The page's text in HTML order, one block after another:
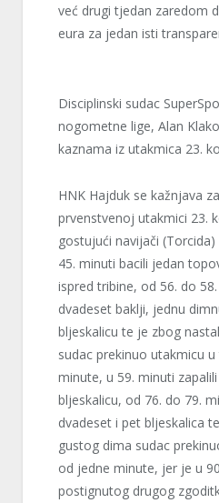
već drugi tjedan zaredom
eura za jedan isti
Disciplinski sudac
nogometne lige, Alan
kaznama iz utakmica 23.
HNK Hajduk se kažnjava
prvenstvenoj utakmici 23.
gostujući navijači
45. minuti bacili jedan
ispred tribine, od 56. do
dvadeset baklji, jednu
bljeskalicu te je zbog
sudac prekinuo utakmicu
minute, u 59. minuti
bljeskalicu, od 76. do 79.
dvadeset i pet bljeskalica
gustog dima sudac
od jedne minute, jer je u
postignutog drugog